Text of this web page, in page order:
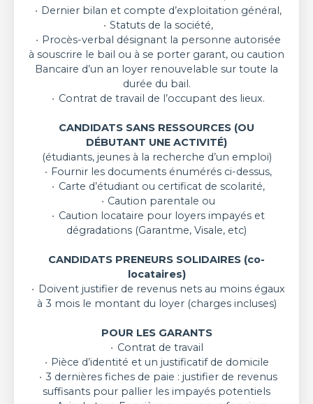
Dernier bilan et compte d’exploitation général,
Statuts de la société,
Procès-verbal désignant la personne autorisée
à souscrire le bail ou à se porter garant, ou caution
Bancaire d’un an loyer renouvelable sur toute la
durée du bail.
Contrat de travail de l’occupant des lieux.
CANDIDATS SANS RESSOURCES (OU
DÉBUTANT UNE ACTIVITÉ)
(étudiants, jeunes à la recherche d’un emploi)
Fournir les documents énumérés ci-dessus,
Carte d’étudiant ou certificat de scolarité,
Caution parentale ou
Caution locataire pour loyers impayés et
dégradations (Garantme, Visale, etc)
CANDIDATS PRENEURS SOLIDAIRES (co-
locataires)
Doivent justifier de revenus nets au moins égaux
à 3 mois le montant du loyer (charges incluses)
POUR LES GARANTS
Contrat de travail
Pièce d’identité et un justificatif de domicile
3 dernières fiches de paie : justifier de revenus
suffisants pour pallier les impayés potentiels